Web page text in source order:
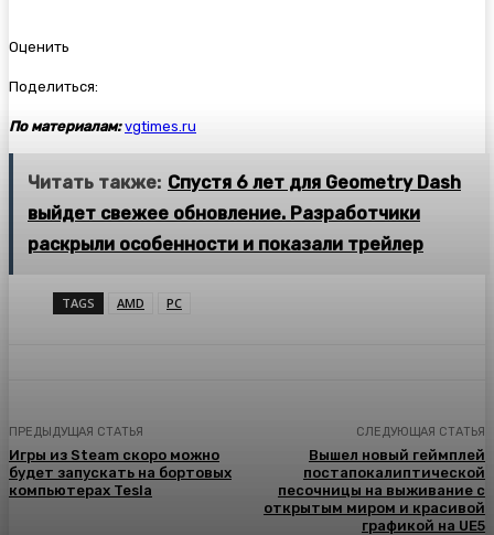
Оценить
Поделиться:
По материалам: vgtimes.ru
Читать также: Спустя 6 лет для Geometry Dash
выйдет свежее обновление. Разработчики
раскрыли особенности и показали трейлер
TAGS AMD PC
ПРЕДЫДУЩАЯ СТАТЬЯ
Игры из Steam скоро можно
будет запускать на бортовых
компьютерах Tesla
СЛЕДУЮЩАЯ СТАТЬЯ
Вышел новый геймплей
постапокалиптической
песочницы на выживание с
открытым миром и красивой
графикой на UE5